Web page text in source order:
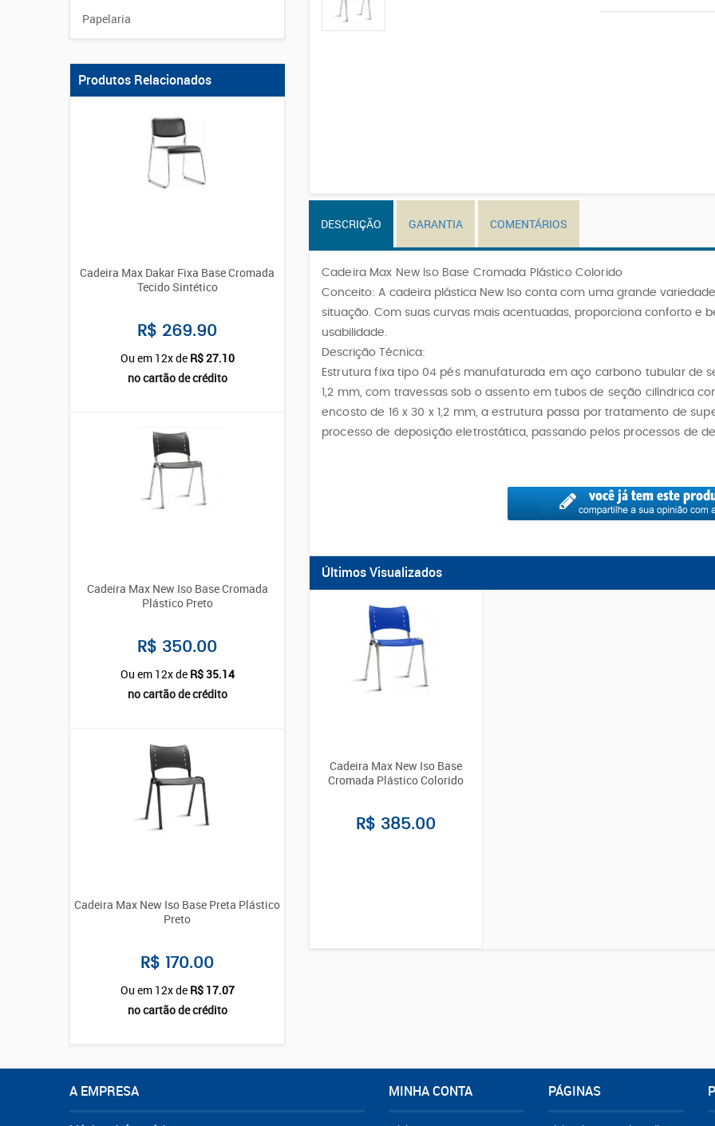
DESCRIÇÃO GARANTIA COMENTÁRIOS
Cadeira Max New Iso Base Cromada Plástico Colorido
Conceito: A cadeira plástica New Iso conta com uma grande
situação. Com suas curvas mais acentuadas, proporciona conforto e
usabilidade.
Descrição Técnica:
Estrutura fixa tipo 04 pés manufaturada em aço carbono tubular de
1,2 mm, com travessas sob o assento em tubos de seção cilíndrica
encosto de 16 x 30 x 1,2 mm, a estrutura passa por tratamento de
processo de deposição eletrostática, passando pelos processos de
Últimos Visualizados
Cadeira Max New Iso Base
Cromada Plástico Colorido
R$ 385.00
Papelaria
Produtos Relacionados
Cadeira Max Dakar Fixa Base Cromada
Tecido Sintético
R$ 269.90
Ou em 12x de R$ 27.10
no cartão de crédito
Cadeira Max New Iso Base Cromada
Plástico Preto
R$ 350.00
Ou em 12x de R$ 35.14
no cartão de crédito
Cadeira Max New Iso Base Preta Plástico
Preto
R$ 170.00
Ou em 12x de R$ 17.07
no cartão de crédito
A EMPRESA MINHA CONTA PÁGINAS